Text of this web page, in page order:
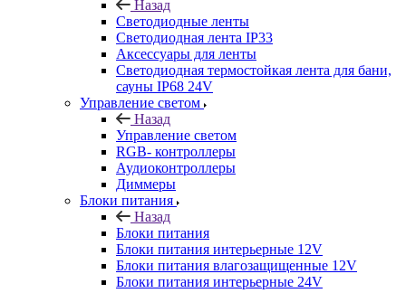
Назад
Светодиодные ленты
Светодиодная лента IP33
Аксессуары для ленты
Светодиодная термостойкая лента для бани,
сауны IP68 24V
Управление светом
Назад
Управление светом
RGB- контроллеры
Аудиоконтроллеры
Диммеры
Блоки питания
Назад
Блоки питания
Блоки питания интерьерные 12V
Блоки питания влагозащищенные 12V
Блоки питания интерьерные 24V